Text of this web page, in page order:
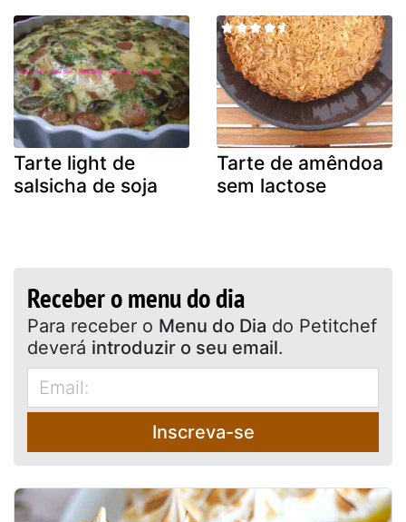
Tarte light de
salsicha de soja
Tarte de amêndoa
sem lactose
Receber o menu do dia
Para receber o Menu do Dia do Petitchef
deverá introduzir o seu email.
Inscreva-se